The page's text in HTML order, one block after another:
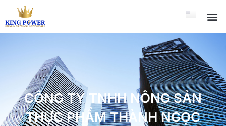
CÔNG TY TNHH NÔNG SẢN
THỰC PHẨM THÀNH NGỌC